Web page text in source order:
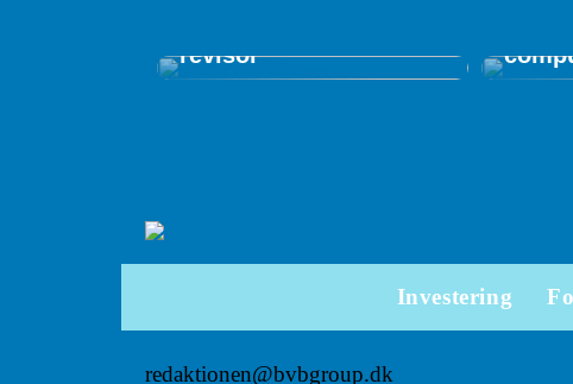
revisor
Investering
redaktionen@bvbgroup.dk